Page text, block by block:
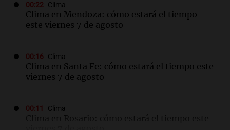
00:22 Clima
Clima en Mendoza: cómo estará el tiempo
este viernes 7 de agosto
00:16 Clima
Clima en Santa Fe: cómo estará el tiempo este
viernes 7 de agosto
00:11 Clima
Clima en Rosario: cómo estará el tiempo este